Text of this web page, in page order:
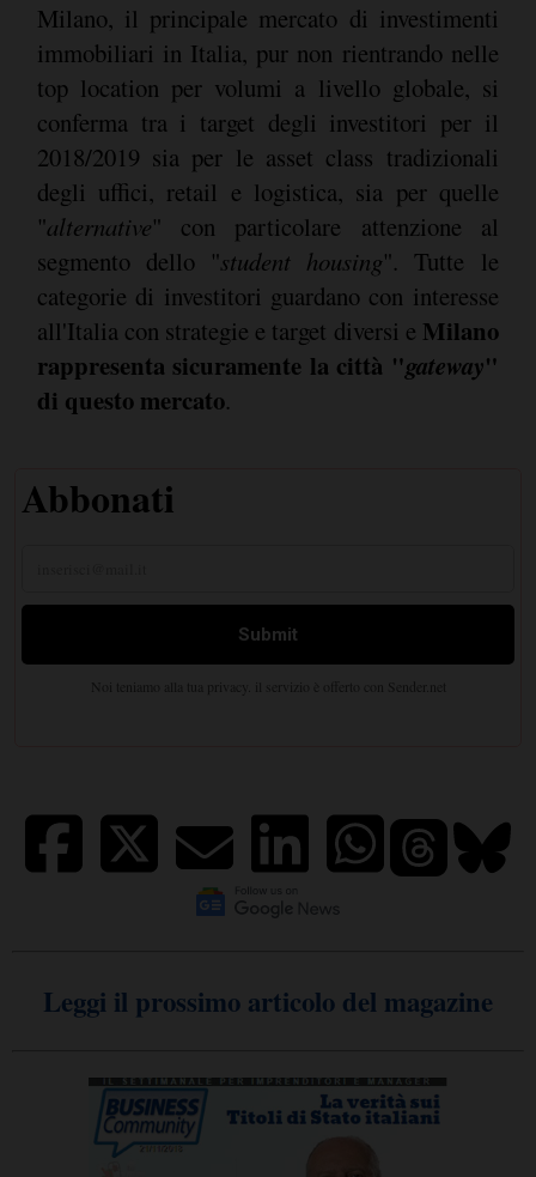
Milano, il principale mercato di investimenti
immobiliari in Italia, pur non rientrando nelle
top location per volumi a livello globale, si
conferma tra i target degli investitori per il
2018/2019 sia per le asset class tradizionali
degli uffici, retail e logistica, sia per quelle
"alternative" con particolare attenzione al
segmento dello "student housing". Tutte le
categorie di investitori guardano con interesse
all'Italia con strategie e target diversi e Milano
rappresenta sicuramente la città "gateway"
di questo mercato.
Leggi il prossimo articolo del magazine